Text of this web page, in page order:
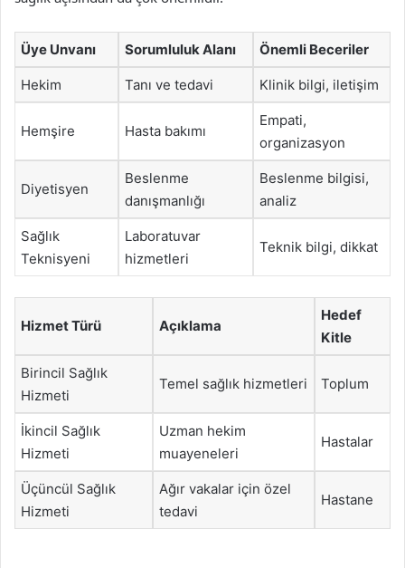
Üye Unvanı Sorumluluk Alanı Önemli Beceriler
Hekim Tanı ve tedavi Klinik bilgi, iletişim
Hemşire Hasta bakımı
Empati,
organizasyon
Diyetisyen
Beslenme
danışmanlığı
Beslenme bilgisi,
analiz
Sağlık
Teknisyeni
Laboratuvar
hizmetleri
Teknik bilgi, dikkat
Hizmet Türü Açıklama
Hedef
Kitle
Birincil Sağlık
Hizmeti
Temel sağlık hizmetleri Toplum
İkincil Sağlık
Hizmeti
Uzman hekim
muayeneleri
Hastalar
Üçüncül Sağlık
Hizmeti
Ağır vakalar için özel
tedavi
Hastane